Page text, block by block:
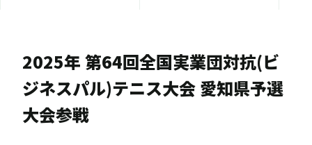
2025年 第64回全国実業団対抗(ビ
ジネスパル)テニス大会 愛知県予選
大会参戦